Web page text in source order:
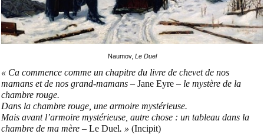
Naumov, Le Duel
« Ca commence comme un chapitre du livre de chevet de nos
mamans et de nos grand-mamans – Jane Eyre – le mystère de la
chambre rouge.
Dans la chambre rouge, une armoire mystérieuse.
Mais avant l’armoire mystérieuse, autre chose : un tableau dans la
chambre de ma mère – Le Duel. » (Incipit)